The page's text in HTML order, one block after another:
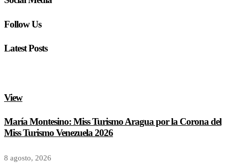
Follow Us
Latest Posts
View
María Montesino: Miss Turismo Aragua por la Corona del
Miss Turismo Venezuela 2026
8 agosto, 2026